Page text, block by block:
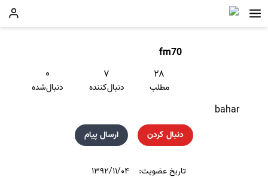
fm70
۲۸
مطلب
۷
دنبال‌کننده
۰
دنبال‌شده
bahar
دنبال کردن ارسال پیام
تاریخ عضویت: ۱۳۹۲/۱۱/۰۴